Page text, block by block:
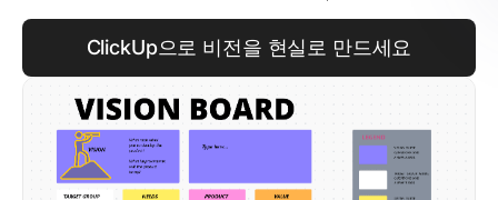
ClickUp으로 비전을 현실로 만드세요